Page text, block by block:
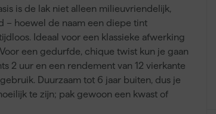
is de lak niet alleen milieuvriendelijk,
– hoewel de naam een diepe tint
Ideaal voor een klassieke afwerking
een gedurfde, chique twist kun je gaan
2 uur en een rendement van 12 vierkante
Duurzaam tot 6 jaar buiten, dus je
te zijn; pak gewoon een kwast of